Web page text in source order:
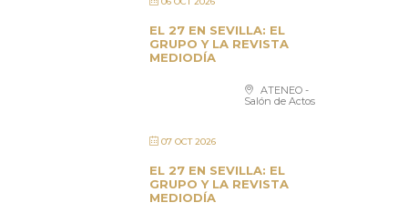
EL 27 EN SEVILLA: EL
GRUPO Y LA REVISTA
MEDIODÍA
ATENEO -
Salón de Actos
07 OCT 2026
EL 27 EN SEVILLA: EL
GRUPO Y LA REVISTA
MEDIODÍA